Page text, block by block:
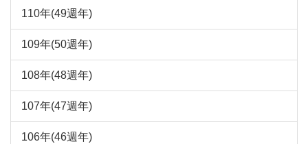
110年(49週年)
109年(50週年)
108年(48週年)
107年(47週年)
106年(46週年)